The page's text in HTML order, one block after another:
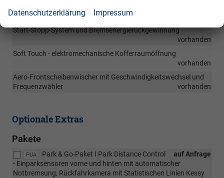
Elektromechanische Servolenkung
Start-Stopp-System und Bremsenergierückgewinnung
vorhanden
Soft Touch - elektromechanische Kofferraumöffnung
vorhanden
Aero-Frontscheibenwischer mit Geschwindigkeitswechsel und
Frequenzwähler
vorhanden
Optionale Extras
Pakete
PUA auf Anfrage
Park & Go-Paket I Park Distance Control
- Einparksensoren vorne und hinten mit automatischer
Notbremsung, Rückfahrkamera mit Statistischen Linien Kessy
Datenschutzerklärung Impressum